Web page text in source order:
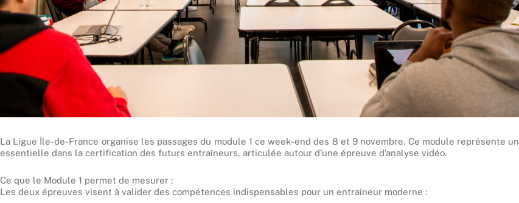
La Ligue Île-de-France organise les passages du module 1 ce week-end des 8 et 9 novembre. Ce module représente
essentielle dans la certification des futurs entraîneurs, articulée autour d’une épreuve d’analyse vidéo.
Ce que le Module 1 permet de mesurer :
Les deux épreuves visent à valider des compétences indispensables pour un entraîneur moderne :